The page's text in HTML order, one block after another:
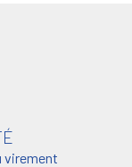
virement